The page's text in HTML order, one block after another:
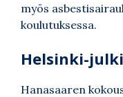
myös
koulutuksessa.
Helsinki-
Hanasaaren